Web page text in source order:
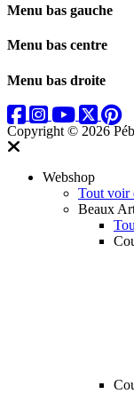
Menu bas gauche
Menu bas centre
Menu bas droite
Copyright © 2026
Webshop
Tout voir
Beaux